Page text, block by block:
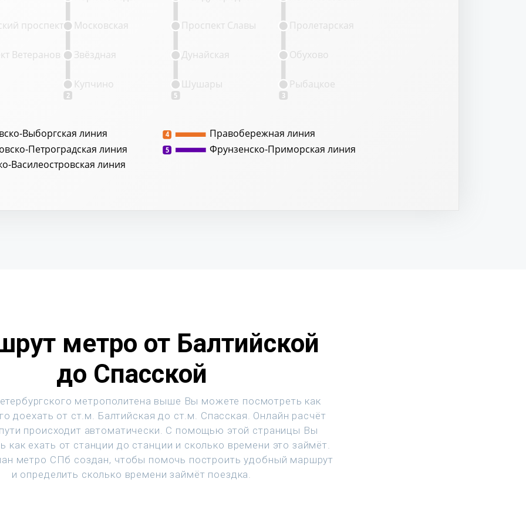
Выборгская линия
Петроградская линия
Василеостровская линия
Правобережная линия
4
Фрунзенско-Приморская линия
5
2 5 3
Ветеранов
проспект
Купчино
Звёздная
Московская
Рыбацкое
Обухово
Пролетарская
Проспект Славы
Дунайская
Шушары
метро от Балтийской
до Спасской
метрополитена выше Вы можете посмотреть как
доехать от ст.м. Балтийская до ст.м. Спасская. Онлайн расчёт
происходит автоматически. С помощью этой страницы Вы
как ехать от станции до станции и сколько времени это займёт.
метро СПб создан, чтобы помочь построить удобный маршрут
и определить сколько времени займёт поездка.